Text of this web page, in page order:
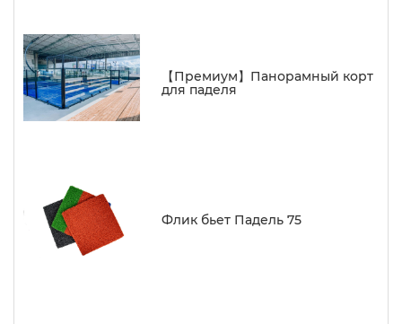
【Премиум】Панорамный корт
для паделя
Флик бьет Падель 75